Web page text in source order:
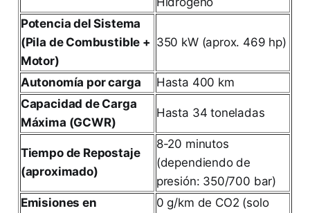
Potencia del Sistema
(Pila de Combustible +
Motor)
350 kW (aprox. 469 hp)
Autonomía por carga
Hasta 400 km
Capacidad de Carga
Máxima (GCWR)
Hasta 34 toneladas
Tiempo de Repostaje
(aproximado)
8-20 minutos
(dependiendo de
presión: 350/700 bar)
Emisiones en
0 g/km de CO2 (solo